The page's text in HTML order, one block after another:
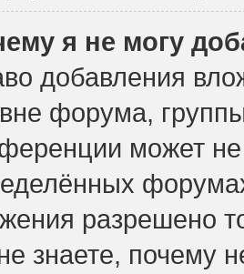
я не могу
добавления
форума,
может
разрешено
знаете, почему